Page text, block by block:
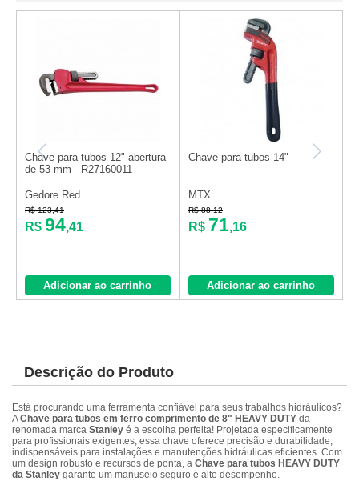
Chave para tubos 12" abertura
de 53 mm - R27160011
Gedore Red
R$ 123,41
R$ 94,41
Adicionar ao carrinho
Chave para tubos 14"
MTX
R$ 88,12
R$ 71,16
Adicionar ao carrinho
Descrição do Produto
Está procurando uma ferramenta confiável para seus trabalhos hidráulicos?
AChave para tubos em ferro comprimento de 8" HEAVY DUTY da
renomada marca Stanley é a escolha perfeita! Projetada especificamente
para profissionais exigentes, essa chave oferece precisão e durabilidade,
indispensáveis para instalações e manutenções hidráulicas eficientes. Com
um design robusto e recursos de ponta, a Chave para tubos HEAVY DUTY
da Stanley garante um manuseio seguro e alto desempenho.